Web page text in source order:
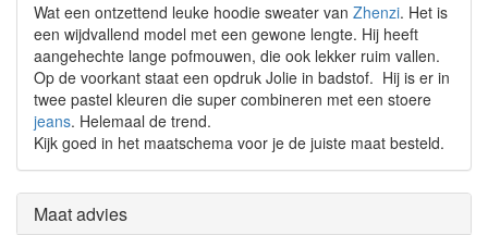
Wat een ontzettend leuke hoodie sweater van Zhenzi. Het is
een wijdvallend model met een gewone lengte. Hij heeft
aangehechte lange pofmouwen, die ook lekker ruim vallen.
Op de voorkant staat een opdruk Jolie in badstof. Hij is er in
twee pastel kleuren die super combineren met een stoere
jeans. Helemaal de trend.
Kijk goed in het maatschema voor je de juiste maat besteld.
Maat advies